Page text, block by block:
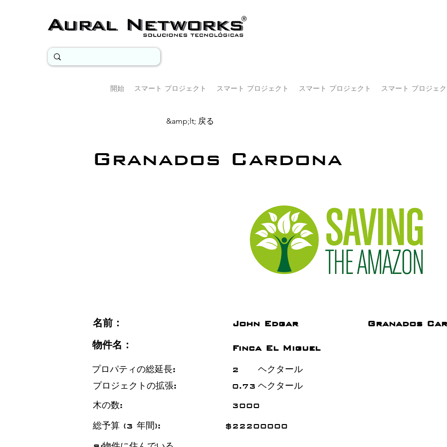
開始 スマート プロジェクト スマート プロジェクト スマート プロジェクト スマート プロジェク
&amp;lt; 戻る
Granados Cardona
名前： John Edgar Granados
物件名： Finca El Miguel
プロパティの総延長:
プロジェクトの拡張:
2
ヘクタール
0.73 ヘクタール
木の数: 3000
総予算 (3 年間): 22200000
$